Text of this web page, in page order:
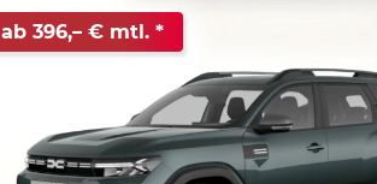
ab 396,– € mtl.